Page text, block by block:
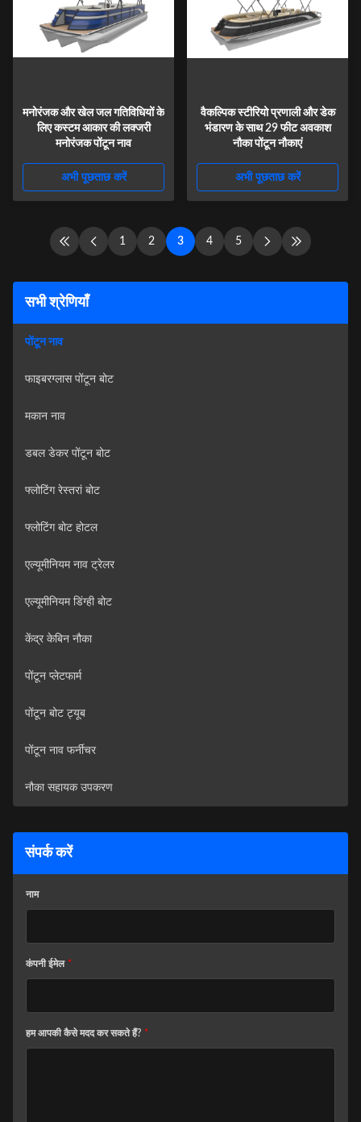
मनोरंजक और खेल जल गतिविधियों के
लिए कस्टम आकार की लक्जरी
मनोरंजक पोंटून नाव
अभी पूछताछ करें
वैकल्पिक स्टीरियो प्रणाली और डेक
भंडारण के साथ 29 फीट अवकाश
नौका पोंटून नौकाएं
अभी पूछताछ करें
1 2 3 4 5
सभी श्रेणियाँ
पोंटून नाव
फाइबरग्लास पोंटून बोट
मकान नाव
डबल डेकर पोंटून बोट
फ्लोटिंग रेस्तरां बोट
फ्लोटिंग बोट होटल
एल्यूमीनियम नाव ट्रेलर
एल्यूमीनियम डिंग्ही बोट
केंद्र केबिन नौका
पोंटून प्लेटफार्म
पोंटून बोट ट्यूब
पोंटून नाव फर्नीचर
नौका सहायक उपकरण
संपर्क करें
नाम
कंपनी ईमेल *
हम आपकी कैसे मदद कर सकते हैं? *